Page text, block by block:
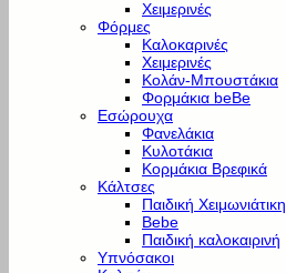
Χειμερινές
Φόρμες
Καλοκαρινές
Χειμερινές
Κολάν-Μπουστάκια
Φορμάκια beBe
Εσώρουχα
Φανελάκια
Κυλοτάκια
Κορμάκια Βρεφικά
Κάλτσες
Παιδική Χειμωνιάτικη
Bebe
Παιδική καλοκαιρινή
Υπνόσακοι